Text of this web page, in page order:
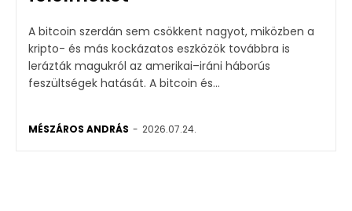
A bitcoin szerdán sem csökkent nagyot, miközben a
kripto- és más kockázatos eszközök továbbra is
lerázták magukról az amerikai–iráni háborús
feszültségek hatását. A bitcoin és...
MÉSZÁROS ANDRÁS - 2026.07.24.